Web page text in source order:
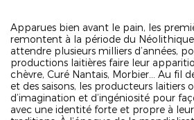
Apparues bien avant le pain, les
remontent à la période du
attendre plusieurs milliers d’années,
productions laitières faire leur
chèvre, Curé Nantais, Morbier… Au fil
et des saisons, les producteurs laitiers
d’imagination et d’ingéniosité pour
avec une identité forte et propre à